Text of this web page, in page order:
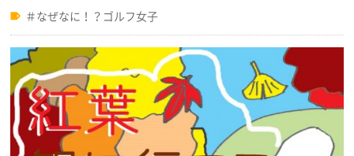
なぜなに！？ゴルフ女子